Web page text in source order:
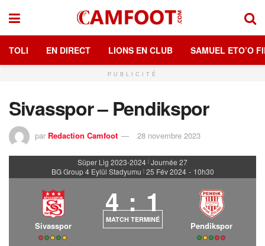
TOLI EN DIRECT LIONS EN CLUB SAMUEL ETO’O
PUBLICITÉ
Sivasspor – Pendikspor
par Redaction Camfoot 28 novembre 2023
Süper Lig 2023-2024 | Journée 27
BG Group 4 Eylül Stadyumu | 25 Fév 2024 - 10h30
Sivasspor
4 : 1
MATCH TERMINÉ
Pendikspor